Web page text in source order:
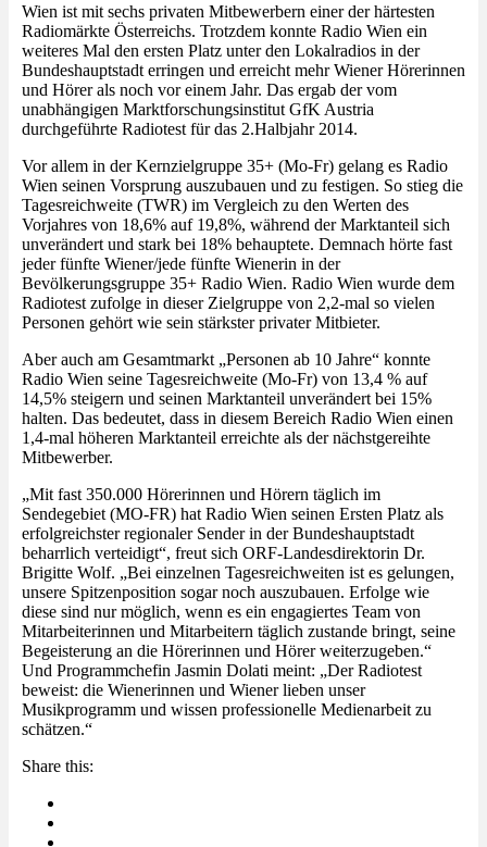
Wien ist mit sechs privaten Mitbewerbern einer der härtesten
Radiomärkte Österreichs. Trotzdem konnte Radio Wien ein
weiteres Mal den ersten Platz unter den Lokalradios in der
Bundeshauptstadt erringen und erreicht mehr Wiener Hörerinnen
und Hörer als noch vor einem Jahr. Das ergab der vom
unabhängigen Marktforschungsinstitut GfK Austria
durchgeführte Radiotest für das 2.Halbjahr 2014.
Vor allem in der Kernzielgruppe 35+ (Mo-Fr) gelang es Radio
Wien seinen Vorsprung auszubauen und zu festigen. So stieg die
Tagesreichweite (TWR) im Vergleich zu den Werten des
Vorjahres von 18,6% auf 19,8%, während der Marktanteil sich
unverändert und stark bei 18% behauptete. Demnach hörte fast
jeder fünfte Wiener/jede fünfte Wienerin in der
Bevölkerungsgruppe 35+ Radio Wien. Radio Wien wurde dem
Radiotest zufolge in dieser Zielgruppe von 2,2-mal so vielen
Personen gehört wie sein stärkster privater Mitbieter.
Aber auch am Gesamtmarkt „Personen ab 10 Jahre“ konnte
Radio Wien seine Tagesreichweite (Mo-Fr) von 13,4 % auf
14,5% steigern und seinen Marktanteil unverändert bei 15%
halten. Das bedeutet, dass in diesem Bereich Radio Wien einen
1,4-mal höheren Marktanteil erreichte als der nächstgereihte
Mitbewerber.
„Mit fast 350.000 Hörerinnen und Hörern täglich im
Sendegebiet (MO-FR) hat Radio Wien seinen Ersten Platz als
erfolgreichster regionaler Sender in der Bundeshauptstadt
beharrlich verteidigt“, freut sich ORF-Landesdirektorin Dr.
Brigitte Wolf. „Bei einzelnen Tagesreichweiten ist es gelungen,
unsere Spitzenposition sogar noch auszubauen. Erfolge wie
diese sind nur möglich, wenn es ein engagiertes Team von
Mitarbeiterinnen und Mitarbeitern täglich zustande bringt, seine
Begeisterung an die Hörerinnen und Hörer weiterzugeben.“
Und Programmchefin Jasmin Dolati meint: „Der Radiotest
beweist: die Wienerinnen und Wiener lieben unser
Musikprogramm und wissen professionelle Medienarbeit zu
schätzen.“
Share this: